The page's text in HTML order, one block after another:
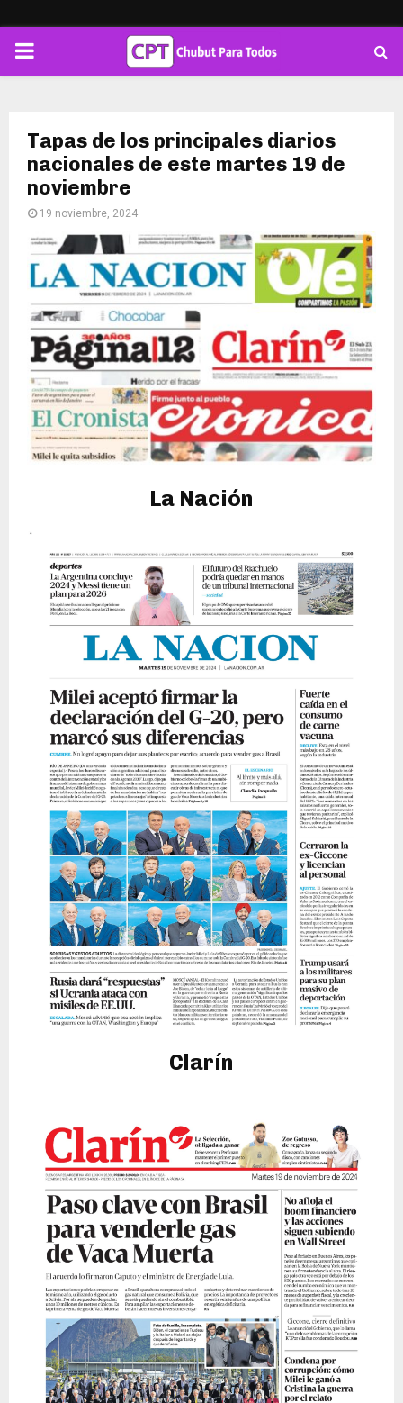
PRIMARY
Tapas de los principales diarios
nacionales de este martes 19 de
noviembre
19 noviembre, 2024
La Nación
Clarín